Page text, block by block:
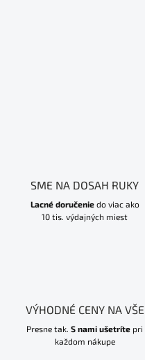
SME NA DOSAH RUKY
Lacné doručeniedo viac ako
10 tis. výdajných miest
VÝHODNÉ CENY NA VŠE
Presne tak. S nami ušetríte pri
každom nákupe